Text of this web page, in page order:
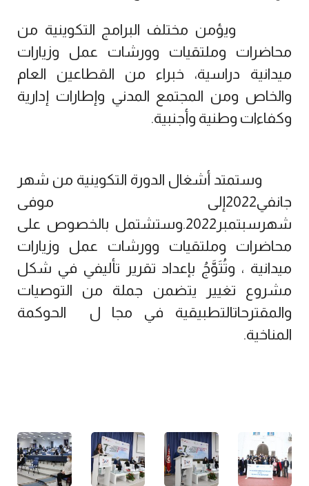
ويؤمن مختلف البرامج التكوينية من
محاضرات وملتقيات وورشات عمل وزيارات
ميدانية دراسية، خبراء من القطاعين العام
والخاص ومن المجتمع المدني وإطارات إدارية
وكفاءات وطنية وأجنبية.
وستمتد أشغال الدورة التكوينية من شهر
جانفي2022إلى موفى
شهرسبتمبر2022.وستشتمل بالخصوص على
محاضرات وملتقيات وورشات عمل وزيارات
ميدانية ، وتُتَوَّجُ بإعداد تقرير تأليفي في شكل
مشروع تغيير يتضمن جملة من التوصيات
والمقترحاتالتطبيقية في مجا ل الحوكمة
المناخية.